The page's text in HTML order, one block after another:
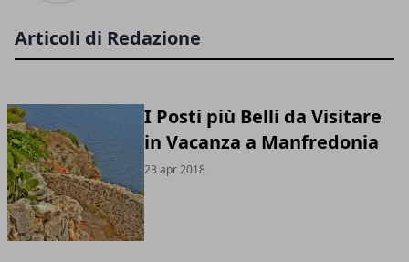
Articoli di Redazione
I Posti più Belli da Visitare
in Vacanza a Manfredonia
23 apr 2018